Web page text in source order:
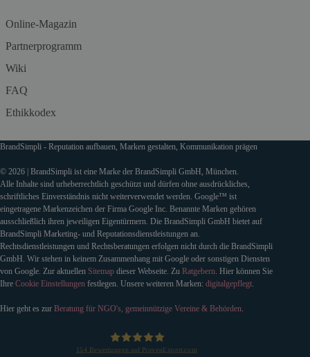
Online-Magazin
Partnerprogramm
Wiki
FAQ
Ethikkodex
BrandSimpli - Reputation aufbauen, Marken gestalten, Kommunikation prägen
© 2026 | BrandSimpli ist eine Marke der BrandSimpli GmbH, München.
Alle Inhalte sind urheberrechtlich geschützt und dürfen ohne ausdrückliches,
schriftliches Einverständnis nicht weiterverwendet werden. Google™ ist
eingetragene Markenzeichen der Firma Google Inc. Benannte Marken gehören
ausschließlich ihren jeweiligen Eigentürmern. Die BrandSimpli GmbH bietet auf
BrandSimpli Marketing- und Reputationsdienstleistungen an.
Rechtsdienstleistungen und Rechtsberatungen erfolgen nicht durch die BrandSimpli
GmbH. Wir stehen in keinem Zusammenhang mit Google oder sonstigen Diensten
von Google. Zur aktuellen Sitemap dieser Webseite. Zu Ratgebern. Hier können Sie
Ihre Cookie Einstellungen festlegen. Unsere weiteren Marken: digitalgepflegt.
Hier geht es zur Beratung für NGO's, gemeinnützige Vereine & Behörden.
154 Bewertungen auf ProvenExpert.com